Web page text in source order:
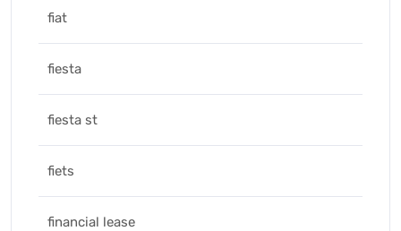
fiat
fiesta
fiesta st
fiets
financial lease